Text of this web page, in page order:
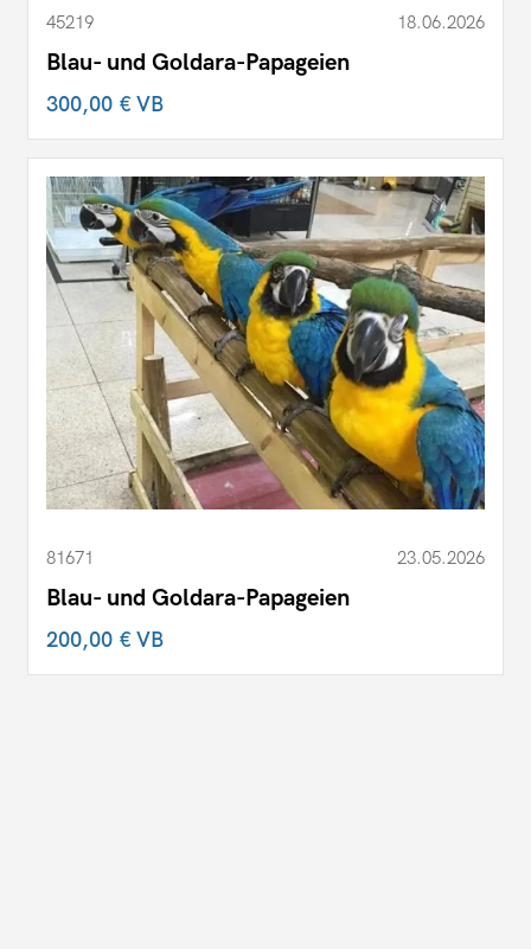
45219 18.06.2026
Blau- und Goldara-Papageien
300,00 €VB
81671 23.05.2026
Blau- und Goldara-Papageien
200,00 €VB